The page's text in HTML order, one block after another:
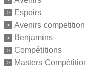
Espoirs
Avenirs competition
Benjamins
Compétitions
Masters